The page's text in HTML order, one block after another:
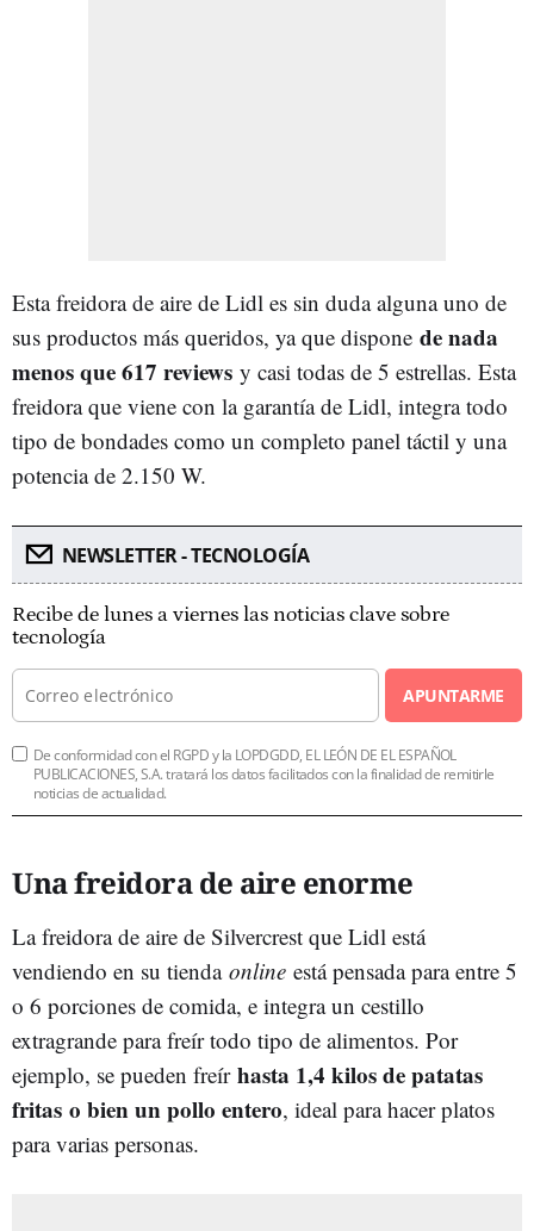
Esta freidora de aire de Lidl es sin duda alguna uno de
sus productos más queridos, ya que dispone de nada
menos que 617 reviews y casi todas de 5 estrellas. Esta
freidora que viene con la garantía de Lidl, integra todo
tipo de bondades como un completo panel táctil y una
potencia de 2.150 W.
NEWSLETTER - TECNOLOGÍA
Recibe de lunes a viernes las noticias clave sobre
tecnología
APUNTARME
De conformidad con el RGPD y la LOPDGDD, EL LEÓN DE EL ESPAÑOL
PUBLICACIONES, S.A. tratará los datos facilitados con la finalidad de remitirle
noticias de actualidad.
Una freidora de aire enorme
La freidora de aire de Silvercrest que Lidl está
vendiendo en su tienda online está pensada para entre 5
o 6 porciones de comida, e integra un cestillo
extragrande para freír todo tipo de alimentos. Por
ejemplo, se pueden freír hasta 1,4 kilos de patatas
fritas o bien un pollo entero, ideal para hacer platos
para varias personas.